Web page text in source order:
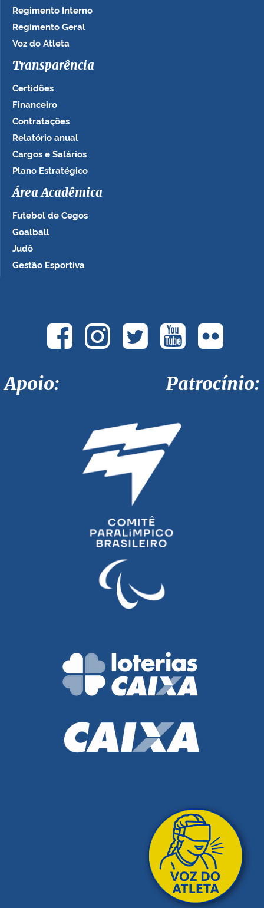
Regimento Interno
Regimento Geral
Voz do Atleta
Transparência
Certidões
Financeiro
Contratações
Relatório anual
Cargos e Salários
Plano Estratégico
Área Acadêmica
Futebol de Cegos
Goalball
Judô
Gestão Esportiva
Apoio: Patrocínio: